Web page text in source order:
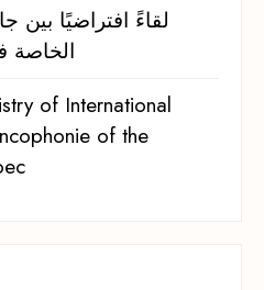
لقاءً افتراضيًا بين
الخاصة
of International
of the